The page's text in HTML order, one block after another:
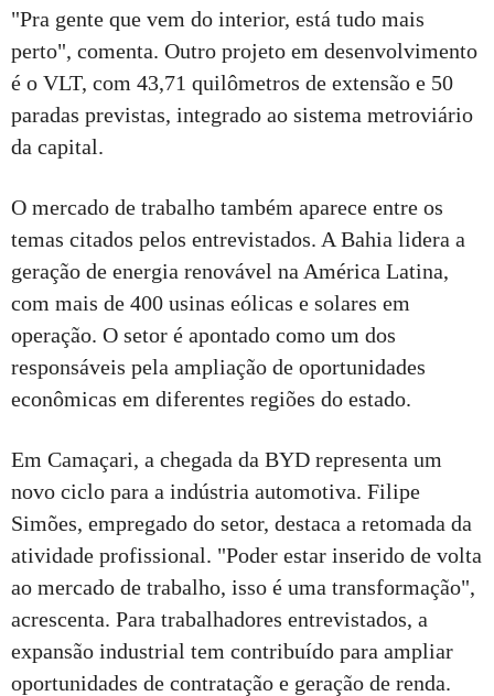
"Pra gente que vem do interior, está tudo mais
perto", comenta. Outro projeto em desenvolvimento
é o VLT, com 43,71 quilômetros de extensão e 50
paradas previstas, integrado ao sistema metroviário
da capital.
O mercado de trabalho também aparece entre os
temas citados pelos entrevistados. A Bahia lidera a
geração de energia renovável na América Latina,
com mais de 400 usinas eólicas e solares em
operação. O setor é apontado como um dos
responsáveis pela ampliação de oportunidades
econômicas em diferentes regiões do estado.
Em Camaçari, a chegada da BYD representa um
novo ciclo para a indústria automotiva. Filipe
Simões, empregado do setor, destaca a retomada da
atividade profissional. "Poder estar inserido de volta
ao mercado de trabalho, isso é uma transformação",
acrescenta. Para trabalhadores entrevistados, a
expansão industrial tem contribuído para ampliar
oportunidades de contratação e geração de renda.